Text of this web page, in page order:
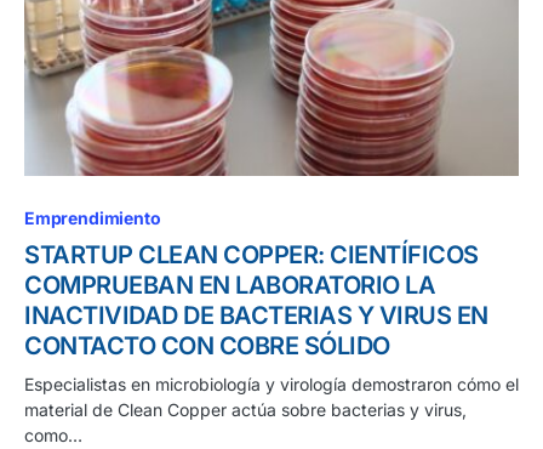
Emprendimiento
STARTUP CLEAN COPPER: CIENTÍFICOS
COMPRUEBAN EN LABORATORIO LA
INACTIVIDAD DE BACTERIAS Y VIRUS EN
CONTACTO CON COBRE SÓLIDO
Especialistas en microbiología y virología demostraron cómo el
material de Clean Copper actúa sobre bacterias y virus,
como…